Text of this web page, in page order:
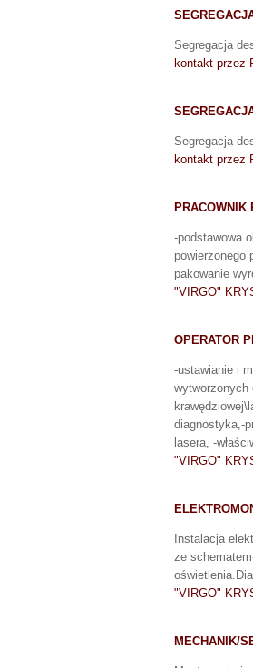
Segregacja
kontakt przez
Segregacja
kontakt przez
PRACOWNIK
-podstawowa
powierzonego
pakowanie
"VIRGO"
OPERATOR
-ustawianie i
wytworzonych
diagnostyka,-
lasera, -
"VIRGO"
Instalacja
ze
"VIRGO"
MECHANIK/